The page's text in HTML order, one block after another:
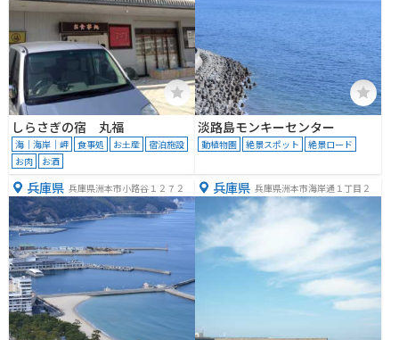
しらさぎの宿 丸福
海｜海岸｜岬 食事処 お土産
宿泊施設
お肉
お酒
淡路島モンキーセンター
動植物園 絶景スポット 絶景ロード
兵庫県 兵庫県洲本市小路谷１２７２ 兵庫県 兵庫県洲本市海岸通１丁目２